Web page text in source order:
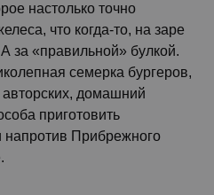
настолько точно
что когда-то, на заре
за «правильной» булкой.
семерка бургеров,
авторских, домашний
приготовить
Прибрежного